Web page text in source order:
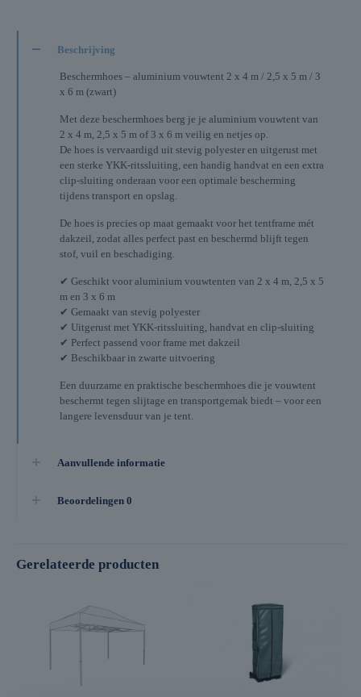
Beschrijving
Beschermhoes – aluminium vouwtent 2 x 4 m / 2,5 x 5 m / 3
x 6 m (zwart)
Met deze beschermhoes berg je je aluminium vouwtent van
2 x 4 m, 2,5 x 5 m of 3 x 6 m veilig en netjes op.
De hoes is vervaardigd uit stevig polyester en uitgerust met
een sterke YKK-ritssluiting, een handig handvat en een extra
clip-sluiting onderaan voor een optimale bescherming
tijdens transport en opslag.
De hoes is precies op maat gemaakt voor het tentframe mét
dakzeil, zodat alles perfect past en beschermd blijft tegen
stof, vuil en beschadiging.
✔ Geschikt voor aluminium vouwtenten van 2 x 4 m, 2,5 x 5
m en 3 x 6 m
✔ Gemaakt van stevig polyester
✔ Uitgerust met YKK-ritssluiting, handvat en clip-sluiting
✔ Perfect passend voor frame met dakzeil
✔ Beschikbaar in zwarte uitvoering
Een duurzame en praktische beschermhoes die je vouwtent
beschermt tegen slijtage en transportgemak biedt – voor een
langere levensduur van je tent.
Aanvullende informatie
Beoordelingen 0
Gerelateerde producten